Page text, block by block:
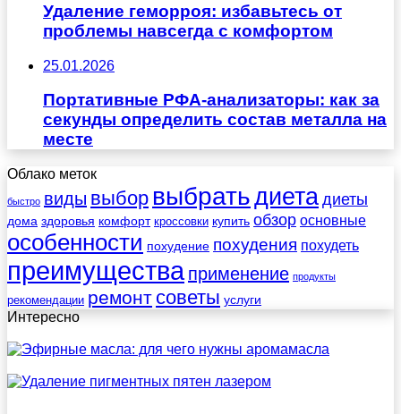
Удаление геморроя: избавьтесь от
проблемы навсегда с комфортом
25.01.2026
Портативные РФА-анализаторы: как за
секунды определить состав металла на
месте
Облако меток
быстро виды выбор выбратьдиета диеты
дома здоровья комфорт кроссовки купить обзор основные
особенности похудение похудения похудеть
преимущества применение продукты
рекомендации ремонт советы услуги
Интересно